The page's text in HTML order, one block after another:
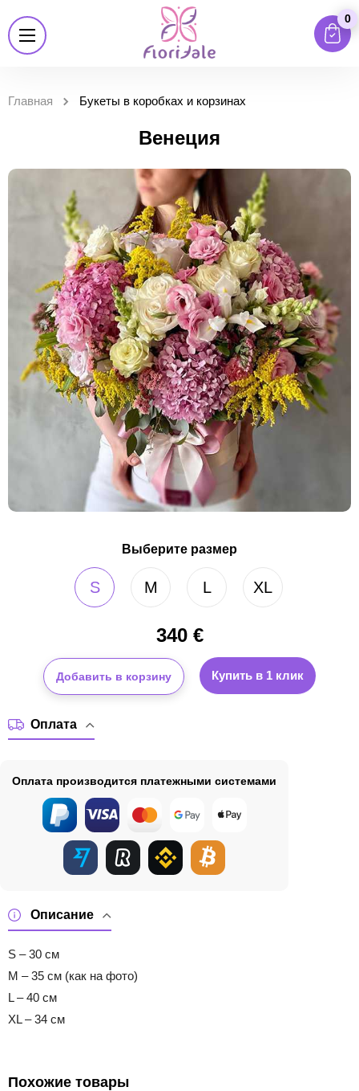
0
Главная Букеты в коробках и корзинах
Венеция
Выберите размер
S M L XL
340€
Добавить в корзину Купить в 1 клик
Описание
S – 30 см
M – 35 см (как на фото)
L – 40 см
XL – 34 см
Оплата
Оплата производится платежными системами
Похожие товары